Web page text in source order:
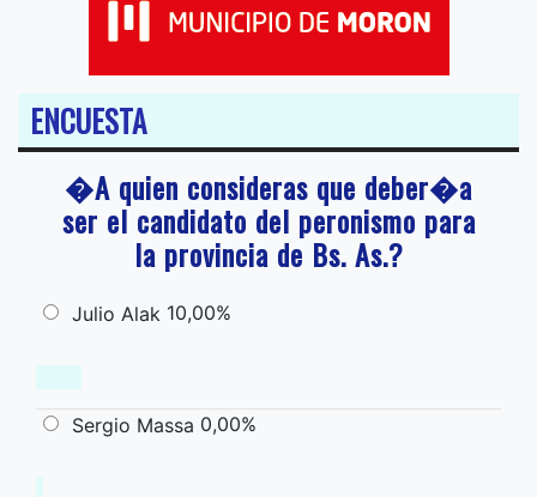
ENCUESTA
�A quien consideras que deber�a
ser el candidato del peronismo para
la provincia de Bs. As.?
Julio Alak 10,00%
Sergio Massa 0,00%